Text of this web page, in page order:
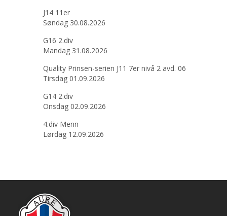
J14 11er
Søndag 30.08.2026
G16 2.div
Mandag 31.08.2026
Quality Prinsen-serien J11 7er nivå 2 avd. 06
Tirsdag 01.09.2026
G14 2.div
Onsdag 02.09.2026
4.div Menn
Lørdag 12.09.2026